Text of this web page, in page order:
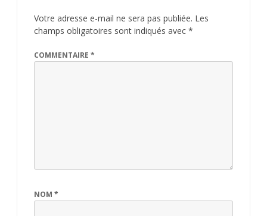
Votre adresse e-mail ne sera pas publiée. Les
champs obligatoires sont indiqués avec *
COMMENTAIRE *
NOM *